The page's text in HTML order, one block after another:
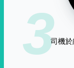
3司機